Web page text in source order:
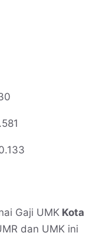
Gaji UMK Kota
dan UMK ini